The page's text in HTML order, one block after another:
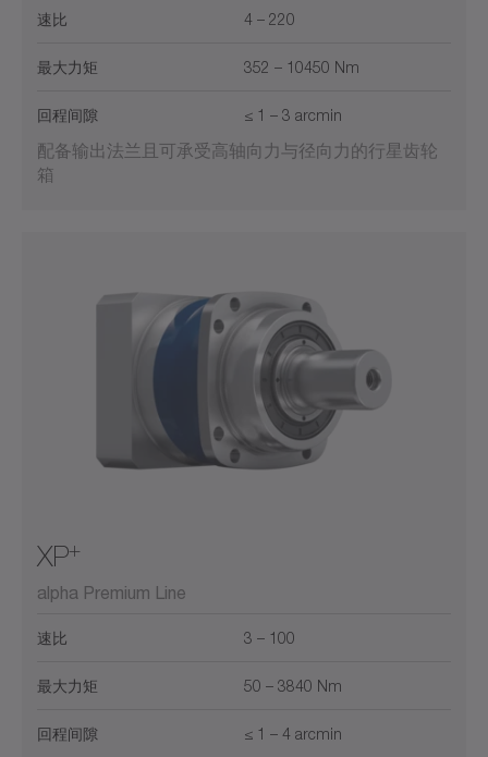
速比 4 – 220
最大力矩 352 – 10450 Nm
回程间隙 ≤ 1 – 3 arcmin
配备输出法兰且可承受高轴向力与径向力的行星齿轮
箱
XP+
alpha Premium Line
速比 3 – 100
最大力矩 50 – 3840 Nm
回程间隙 ≤ 1 – 4 arcmin